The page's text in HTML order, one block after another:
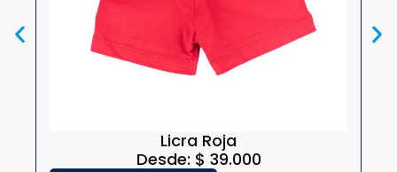
Licra Roja
Desde: $ 39.000